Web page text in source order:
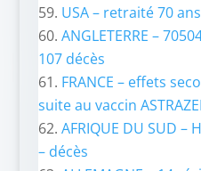
USA – retraité 70
ANGLETERRE –
107 décès
FRANCE – effets
suite au vaccin
AFRIQUE DU SUD –
– décès